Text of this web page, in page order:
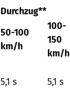
Durchzug**
50-100
km/h
100-
150
km/h
5,1 s 5,1 s